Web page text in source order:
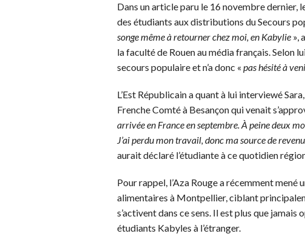
Dans un article paru le 16 novembre dernier,
des étudiants aux distributions du Secours
songe même à retourner chez moi, en Kabylie »,
la faculté de Rouen au média français. Selon
secours populaire et n’a donc « pas hésité à
L’Est Républicain a quant à lui interviewé
Frenche Comté à Besançon qui venait
arrivée en France en septembre. À peine deux
J’ai perdu mon travail, donc ma source de
aurait déclaré l’étudiante à ce quotidien
Pour rappel, l’Aza Rouge a récemment
alimentaires à Montpellier, ciblant
s’activent dans ce sens. Il est plus que jamais
étudiants Kabyles à l’étranger.